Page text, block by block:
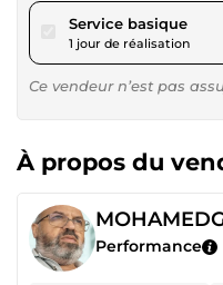
Service basiquepour
1 jour de réalisation
Ce vendeur n’est pas
À propos du
Performance